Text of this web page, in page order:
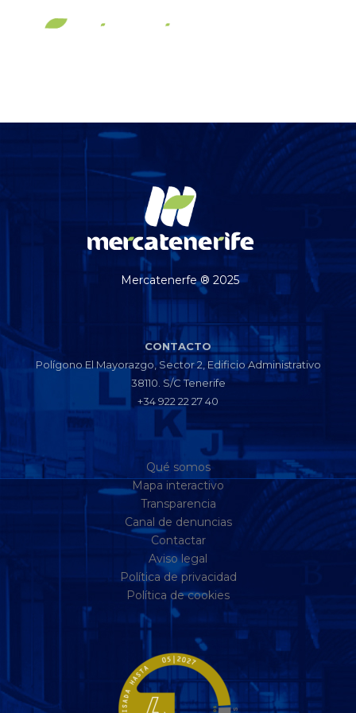
Mercatenerfe ® 2025
CONTACTO
Polígono El Mayorazgo, Sector 2, Edificio Administrativo
38110. S/C Tenerife
+34 922 22 27 40
Qué somos
Mapa interactivo
Transparencia
Canal de denuncias
Contactar
Aviso legal
Política de privacidad
Política de cookies